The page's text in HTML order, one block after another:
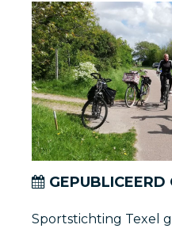
GEPUBLICEERD
Sportstichting Texel